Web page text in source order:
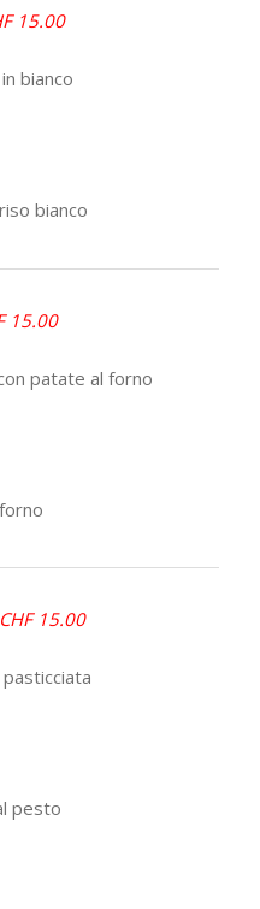
15.00
bianco
bianco
15.00
patate al forno
15.00
pesto